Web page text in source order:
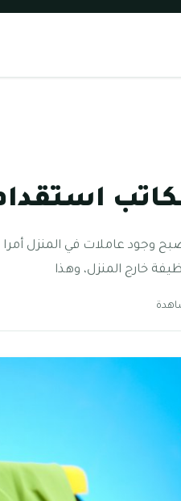
استقدام
وجود عاملات في المنزل
خارج المنزل، وهذا